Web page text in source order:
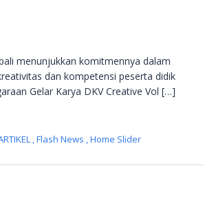
menunjukkan komitmennya dalam
dan kompetensi peserta didik
Gelar Karya DKV Creative Vol […]
,Flash News ,Home Slider